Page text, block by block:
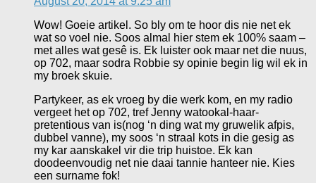
Wow! Goeie artikel. So bly om te hoor dis nie net ek
wat so voel nie. Soos almal hier stem ek 100% saam –
met alles wat gesê is. Ek luister ook maar net die nuus,
op 702, maar sodra Robbie sy opinie begin lig wil ek in
my broek skuie.
Partykeer, as ek vroeg by die werk kom, en my radio
vergeet het op 702, tref Jenny watookal-haar-
pretentious van is(nog ‘n ding wat my gruwelik afpis,
dubbel vanne), my soos ‘n straal kots in die gesig as
my kar aanskakel vir die trip huistoe. Ek kan
doodeenvoudig net nie daai tannie hanteer nie. Kies
een surname fok!